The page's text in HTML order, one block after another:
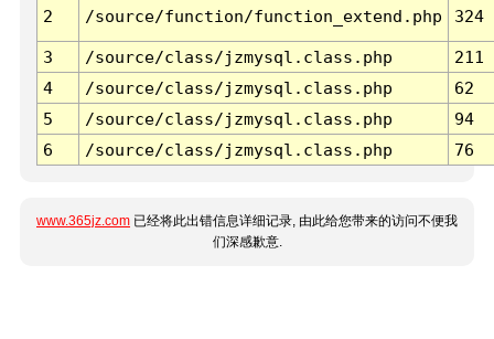
2 /source/function/function_extend.php 324
3 /source/class/jzmysql.class.php
211
4
/source/class/jzmysql.class.php
62
5
/source/class/jzmysql.class.php
94
6
/source/class/jzmysql.class.php 76
www.365jz.com 已经将此出错信息详细记录, 由此给您带来的访问不便我
们深感歉意.